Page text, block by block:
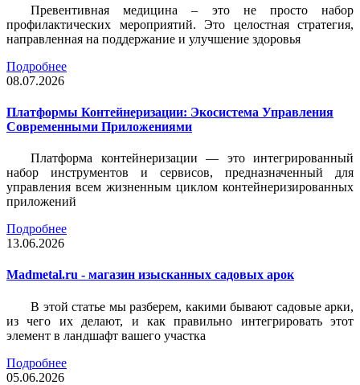
Превентивная медицина – это не просто набор
профилактических мероприятий. Это целостная стратегия,
направленная на поддержание и улучшение здоровья
Подробнее
08.07.2026
Платформы Контейнеризации: Экосистема Управления
Современными Приложениями
Платформа контейнеризации — это интегрированный
набор инструментов и сервисов, предназначенный для
управления всем жизненным циклом контейнеризированных
приложений
Подробнее
13.06.2026
Madmetal.ru - магазин изысканных садовых арок
В этой статье мы разберем, какими бывают садовые арки,
из чего их делают, и как правильно интегрировать этот
элемент в ландшафт вашего участка
Подробнее
05.06.2026